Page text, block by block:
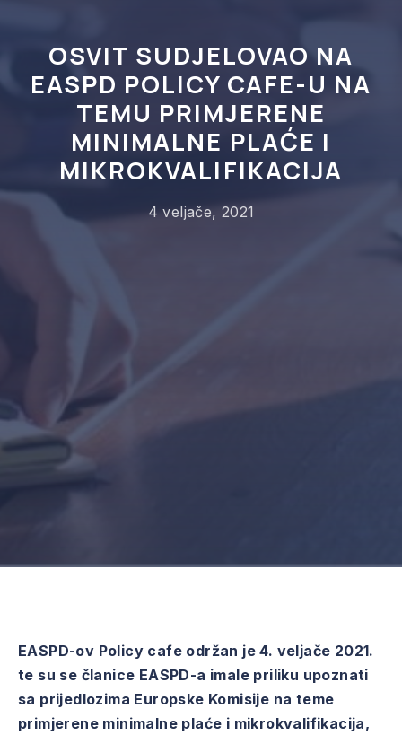
OSVIT SUDJELOVAO NA
EASPD POLICY CAFE-U NA
TEMU PRIMJERENE
MINIMALNE PLAĆE I
MIKROKVALIFIKACIJA
4 veljače, 2021
EASPD-ov Policy cafe održan je 4. veljače 2021.
te su se članice EASPD-a imale priliku upoznati
sa prijedlozima Europske Komisije na teme
primjerene minimalne plaće i mikrokvalifikacija,